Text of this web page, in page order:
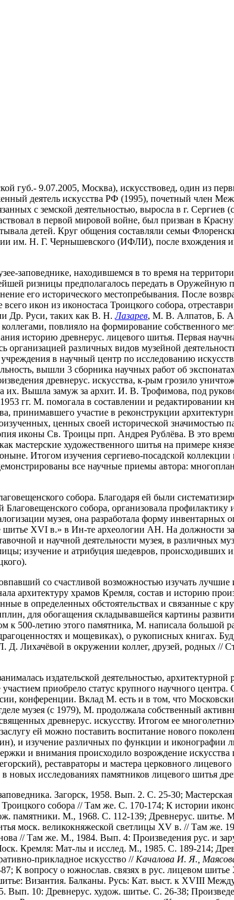
губ.- 9.07.2005, Москва), искусствовед, один из
деятель искусства РФ (1995), почетный член
с земской деятельностью, выросла в г. Сергиев
в первой мировой войне, был призван в
детей. Круг общения составляли семьи
им. Н. Г. Чернышевского (ИФЛИ), после вхождения
заповеднике, находившемся в то время на
ризницы предполагалось передать в Оружейную
его исторического местопребывания. После
икон из иконостаса Троицкого собора,
Др. Руси, таких как В. Н.Лазарев, М. В. Алпатов, Б.
повлияло на формирование собственного
историю древнерус. лицевого шитья. Первая
организацией различных видов музейной
в научный центр по исследованию
вышли 3 сборника научных работ об
древнерус. искусства, к-рым грозило
их. Вышла замуж за архит. И. В. Трофимова, под
гг. М. помогала в составлении и редактировании
принимавшего участие в реконструкции
ценных своей исторической значимостью
иконы Св. Троицы прп. Андрея Рублёва. В это
мастерские художественного шитья на примере
Итогом изучения сергиево-посадской
все научные приемы автора:
собора. Благодаря ей были
собора, организовала
музея, она разработала форму инвентарных
шитье XVI в.» в Ин-те археологии АН. На должности
и научной деятельности музея, в различных
изучение и атрибуция шедевров, происходивших
со счастливой возможностью изучать
архитектуру храмов Кремля, состав и историю
в определенных обстоятельствах и связанные с
для обогащения складывавшейся картины
к 500-летию этого памятника, М. написала большой
и мощевиках), о рукописных книгах.
Д. Лихачёвой в окружении коллег, друзей, родных //
издательской деятельностью, архитектурной
приобрело статус крупного научного центра.
конференции. Вклад М. есть и в том, что
музея (с 1979), М. продолжала собственный
древнерус. искусству. Итогом ее
ей можно поставить воспитание нового
и изучение различных по функции и иконографии
и внимания происходило возрождение
реставраторы и мастера церковного
исследованиях памятников лицевого шитья
Загорск, 1958. Вып. 2. С. 25-30;
собора // Там же. С. 170-174; К истории
памятники. М., 1968. С. 112-139; Древнерус. шитье.
великокняжеской светлицы XV в. // Там же.
// Там же. М., 1984. Вып. 4: Произведения рус. и
Кремля: Мат-лы и исслед. М., 1985. С. 189-214;
прикладное искусство // Качалова И. Я.,
К вопросу о южнослав. связях в рус. лицевом
Византия. Балканы. Русь: Кат. выст. к XVIII
10: Древнерус. худож. шитье. С. 26-38;